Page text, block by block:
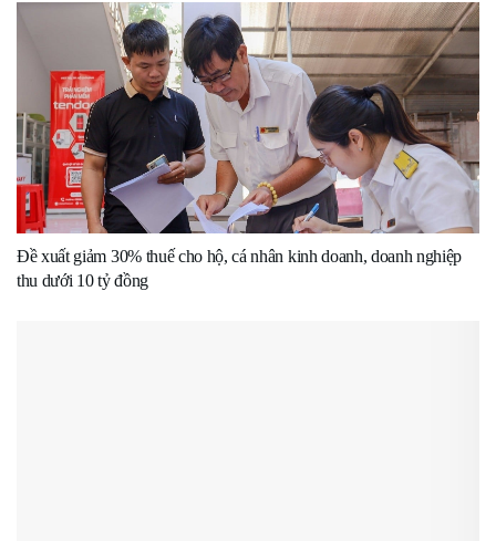
Đề xuất giảm 30% thuế cho hộ, cá nhân kinh doanh, doanh nghiệp
thu dưới 10 tỷ đồng